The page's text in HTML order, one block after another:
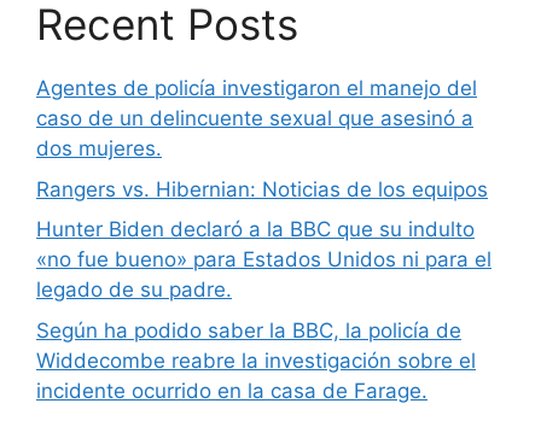
Recent Posts
Agentes de policía investigaron el manejo del
caso de un delincuente sexual que asesinó a
dos mujeres.
Rangers vs. Hibernian: Noticias de los equipos
Hunter Biden declaró a la BBC que su indulto
«no fue bueno» para Estados Unidos ni para el
legado de su padre.
Según ha podido saber la BBC, la policía de
Widdecombe reabre la investigación sobre el
incidente ocurrido en la casa de Farage.